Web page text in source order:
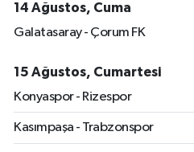
14 Ağustos, Cuma
Galatasaray - Çorum FK
15 Ağustos, Cumartesi
Konyaspor - Rizespor
Kasımpaşa - Trabzonspor